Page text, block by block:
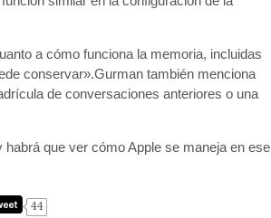
a cómo funciona la memoria, incluidas
conservar».Gurman también menciona
de conversaciones anteriores o una
que ver cómo Apple se maneja en ese
44